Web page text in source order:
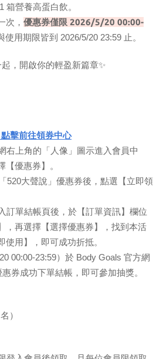
箱營養高蛋白飲。
次， 優惠券僅限 2026/5/20 00:00-
使用期限皆到 2026/5/20 23:59 止。
，開啟你的輕盈新篇章✨
點擊前往領券中心
右上角的「人像」圖示進入會員中
【優惠券】。
520大聲說」優惠券後，點選【立即領
訂單結帳頁後，於【訂單資訊】欄位
，再選擇【選擇優惠券】，找到本活
用】，即可成功折抵。
00:00-23:59）於 Body Goals 官方網
券成功下單結帳，即可參加抽獎。
）